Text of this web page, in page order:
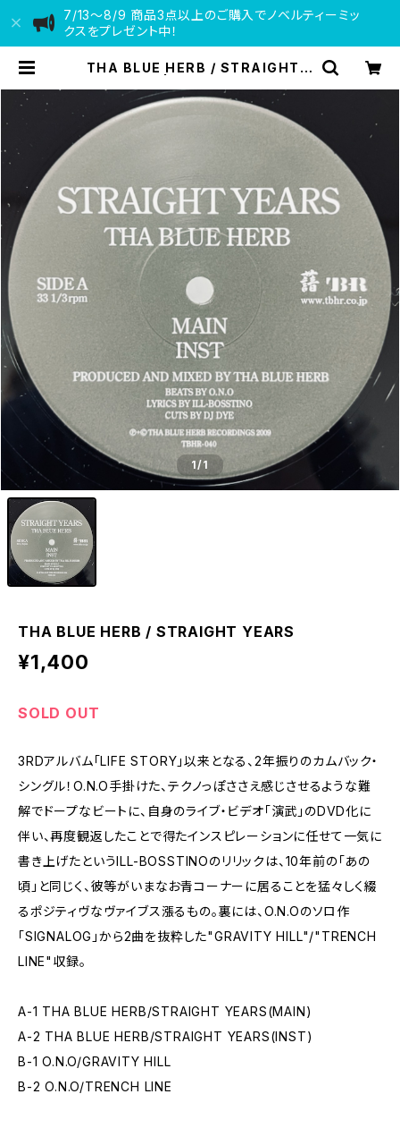
7/13〜8/9 商品3点以上のご購入でノベルティーミッ
クスをプレゼント中！
THA BLUE HERB / STRAIGHT Y
1/1
THA BLUE HERB / STRAIGHT YEARS
¥1,400
SOLD OUT
3RDアルバム「LIFE STORY」以来となる、2年振りのカムバック・
シングル！O.N.O手掛けた、テクノっぽささえ感じさせるような難
解でドープなビートに、自身のライブ・ビデオ「演武」のDVD化に
伴い、再度観返したことで得たインスピレーションに任せて一気に
書き上げたというILL-BOSSTINOのリリックは、10年前の「あの
頃」と同じく、彼等がいまなお青コーナーに居ることを猛々しく綴
るポジティヴなヴァイブス漲るもの。裏には、O.N.Oのソロ作
「SIGNALOG」から2曲を抜粋した"GRAVITY HILL"/"TRENCH
LINE"収録。
A-1 THA BLUE HERB/STRAIGHT YEARS(MAIN)
A-2 THA BLUE HERB/STRAIGHT YEARS(INST)
B-1 O.N.O/GRAVITY HILL
B-2 O.N.O/TRENCH LINE